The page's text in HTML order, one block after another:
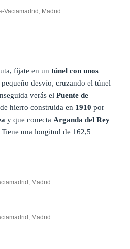
Vaciamadrid, Madrid
fíjate en untúnel con unos
pequeño desvío, cruzando el túnel
verás elPuente de
hierro construida en 1910 por
y que conecta Arganda del Rey
Tiene una longitud de 162,5
Madrid
Madrid